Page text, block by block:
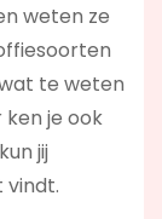
weten ze
te weten
je ook
jij
vindt.